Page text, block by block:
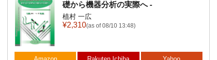
礎から機器分析の実際へ -
植村 一広
¥2,310(as of 08/10 13:48)